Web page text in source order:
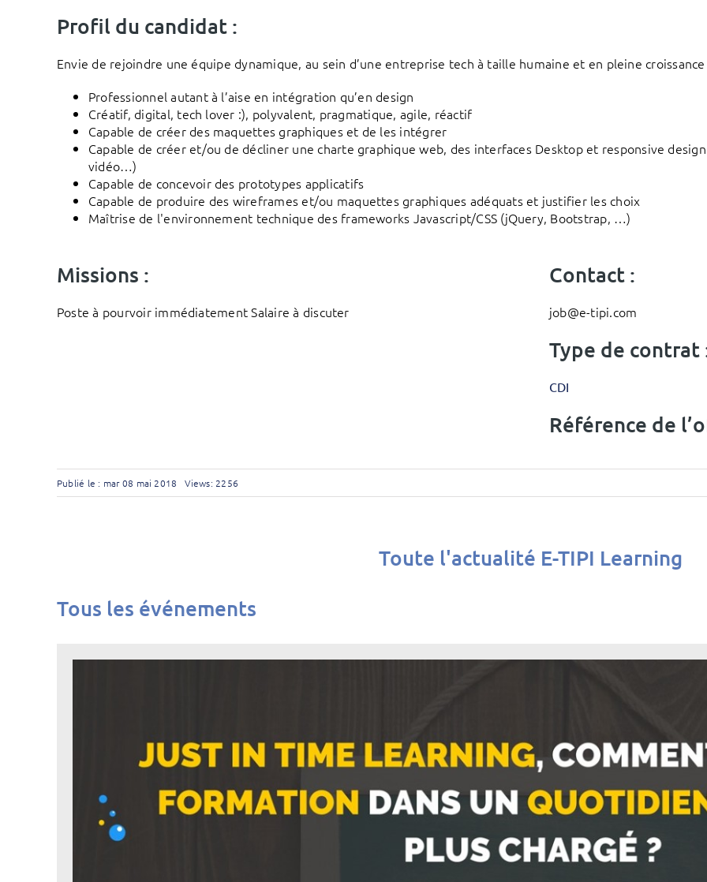
Profil du candidat :
Envie de rejoindre une équipe dynamique, au sein d’une entreprise tech à taille humaine et en pleine croissance
Professionnel autant à l’aise en intégration qu’en design
Créatif, digital, tech lover :), polyvalent, pragmatique, agile, réactif
Capable de créer des maquettes graphiques et de les intégrer
Capable de créer et/ou de décliner une charte graphique web, des interfaces Desktop et responsive
vidéo…)
Capable de concevoir des prototypes applicatifs
Capable de produire des wireframes et/ou maquettes graphiques adéquats et justifier les choix
Maîtrise de l'environnement technique des frameworks Javascript/CSS (jQuery, Bootstrap, …)
Missions :
Poste à pourvoir immédiatement Salaire à discuter
Contact :
job@e-tipi.com
Type de contrat
CDI
Référence de
Publié le : mar 08 mai 2018 Views: 2256
Toute l'actualité E-TIPI Learning
Tous les événements